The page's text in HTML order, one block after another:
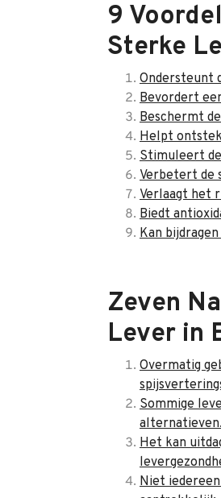
9
Sterke
Ondersteunt
Bevordert
Beschermt
Helpt
Stimuleert
Verbetert de
Verlaagt het
Biedt
Kan
Zeven
Lever in
Overmatig
Sommige
Het kan
Niet